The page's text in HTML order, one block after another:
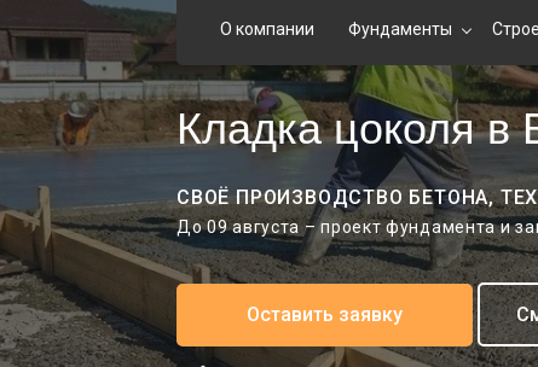
О компании Фундаменты
Кладка цоколя в
СВОЁ ПРОИЗВОДСТВО БЕТОНА,
До 09 августа – проект фундамента и
Оставить заявку